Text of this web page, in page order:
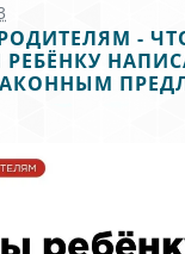
-
РЕБЁНКУ